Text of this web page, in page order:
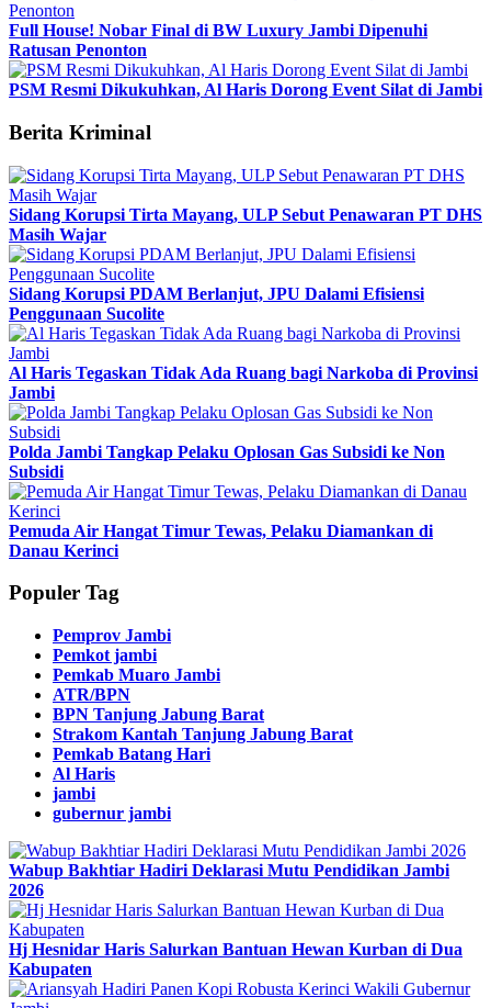
Full House! Nobar Final di BW Luxury Jambi Dipenuhi
Ratusan Penonton
PSM Resmi Dikukuhkan, Al Haris Dorong Event Silat di Jambi
Berita Kriminal
Sidang Korupsi Tirta Mayang, ULP Sebut Penawaran PT DHS
Masih Wajar
Sidang Korupsi PDAM Berlanjut, JPU Dalami Efisiensi
Penggunaan Sucolite
Al Haris Tegaskan Tidak Ada Ruang bagi Narkoba di Provinsi
Jambi
Polda Jambi Tangkap Pelaku Oplosan Gas Subsidi ke Non
Subsidi
Pemuda Air Hangat Timur Tewas, Pelaku Diamankan di
Danau Kerinci
Populer Tag
Pemprov Jambi
Pemkot jambi
Pemkab Muaro Jambi
ATR/BPN
BPN Tanjung Jabung Barat
Strakom Kantah Tanjung Jabung Barat
Pemkab Batang Hari
Al Haris
jambi
gubernur jambi
Wabup Bakhtiar Hadiri Deklarasi Mutu Pendidikan Jambi
2026
Hj Hesnidar Haris Salurkan Bantuan Hewan Kurban di Dua
Kabupaten